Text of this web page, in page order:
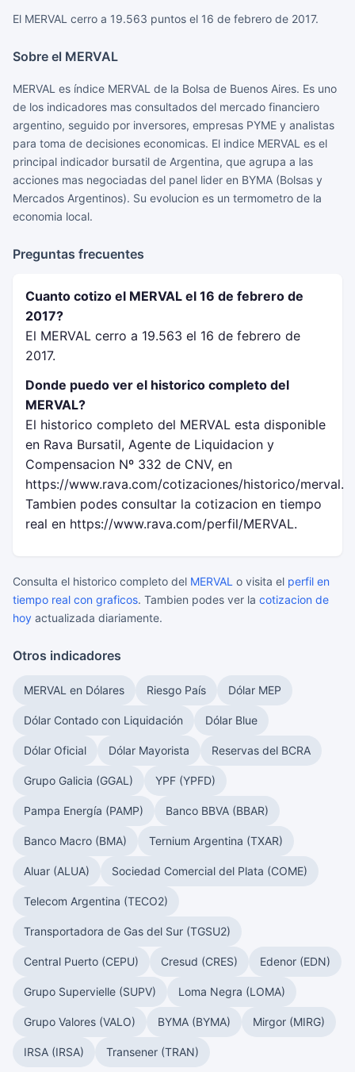
El MERVAL cerro a 19.563 puntos el 16 de febrero de 2017.
Sobre el MERVAL
MERVAL es índice MERVAL de la Bolsa de Buenos Aires. Es uno
de los indicadores mas consultados del mercado financiero
argentino, seguido por inversores, empresas PYME y analistas
para toma de decisiones economicas. El indice MERVAL es el
principal indicador bursatil de Argentina, que agrupa a las
acciones mas negociadas del panel lider en BYMA (Bolsas y
Mercados Argentinos). Su evolucion es un termometro de la
economia local.
Preguntas frecuentes
Cuanto cotizo el MERVAL el 16 de febrero de
2017?
El MERVAL cerro a 19.563 el 16 de febrero de
2017.
Donde puedo ver el historico completo del
MERVAL?
El historico completo del MERVAL esta disponible
en Rava Bursatil, Agente de Liquidacion y
Compensacion Nº 332 de CNV, en
https://www.rava.com/cotizaciones/historico/merval.
Tambien podes consultar la cotizacion en tiempo
real en https://www.rava.com/perfil/MERVAL.
Consulta el historico completo del MERVAL o visita el perfil en
tiempo real con graficos. Tambien podes ver la cotizacion de
hoy actualizada diariamente.
Otros indicadores
MERVAL en Dólares Riesgo País Dólar MEP
Dólar Contado con Liquidación Dólar Blue
Dólar Oficial Dólar Mayorista Reservas del BCRA
Grupo Galicia (GGAL) YPF (YPFD)
Pampa Energía (PAMP) Banco BBVA (BBAR)
Banco Macro (BMA) Ternium Argentina (TXAR)
Aluar (ALUA) Sociedad Comercial del Plata (COME)
Telecom Argentina (TECO2)
Transportadora de Gas del Sur (TGSU2)
Central Puerto (CEPU) Cresud (CRES) Edenor (EDN)
Grupo Supervielle (SUPV) Loma Negra (LOMA)
Grupo Valores (VALO) BYMA (BYMA) Mirgor (MIRG)
IRSA (IRSA) Transener (TRAN)